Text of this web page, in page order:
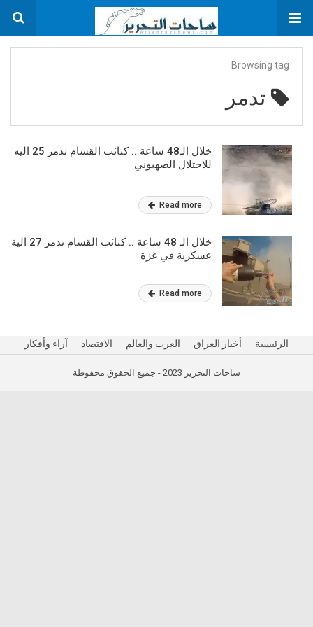
Browsing tag
تدمر
خلال الـ48 ساعة .. كتائب القسام تدمر 25 اليه
للاحتلال الصهيوني
Read more
خلال الـ 48 ساعة .. كتائب القسام تدمر 27 الية
عسكرية في غزة
Read more
الرئيسية أخبار العراق العرب والعالم الاقتصاد آراء وأفكار
ساحات التحرير 2023 - جميع الحقوق محفوظة